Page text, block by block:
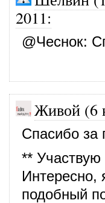
2011:
@Чеснок:
Живой (6
Спасибо за
** Участвую
Интересно,
подобный